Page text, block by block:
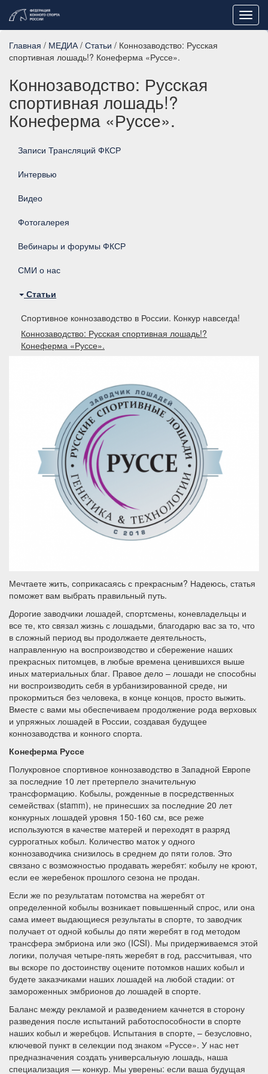
Главная / МЕДИА/ Статьи / Коннозаводство: Русская
спортивная лошадь!? Конеферма «Руссе».
Коннозаводство: Русская
спортивная лошадь!?
Конеферма «Руссе».
Записи Трансляций ФКСР
Интервью
Видео
Фотогалерея
Вебинары и форумы ФКСР
СМИ о нас
Статьи
Спортивное коннозаводство в России. Конкур навсегда!
Коннозаводство: Русская спортивная лошадь!?
Конеферма «Руссе».
Мечтаете жить, соприкасаясь с прекрасным? Надеюсь, статья
поможет вам выбрать правильный путь.
Дорогие заводчики лошадей, спортсмены, коневладельцы и
все те, кто связал жизнь с лошадьми, благодарю вас за то, что
в сложный период вы продолжаете деятельность,
направленную на воспроизводство и сбережение наших
прекрасных питомцев, в любые времена ценившихся выше
иных материальных благ. Правое дело – лошади не способны
ни воспроизводить себя в урбанизированной среде, ни
прокормиться без человека, в конце концов, просто выжить.
Вместе с вами мы обеспечиваем продолжение рода верховых
и упряжных лошадей в России, создавая будущее
коннозаводства и конного спорта.
Конеферма Руссе
Полукровное спортивное коннозаводство в Западной Европе
за последние 10 лет претерпело значительную
трансформацию. Кобылы, рожденные в посредственных
семействах (stamm), не принесших за последние 20 лет
конкурных лошадей уровня 150-160 см, все реже
используются в качестве матерей и переходят в разряд
суррогатных кобыл. Количество маток у одного
коннозаводчика снизилось в среднем до пяти голов. Это
связано с возможностью продавать жеребят: кобылу не кроют,
если ее жеребенок прошлого сезона не продан.
Если же по результатам потомства на жеребят от
определенной кобылы возникает повышенный спрос, или она
сама имеет выдающиеся результаты в спорте, то заводчик
получает от одной кобылы до пяти жеребят в год методом
трансфера эмбриона или эко (ICSI). Мы придерживаемся этой
логики, получая четыре-пять жеребят в год, рассчитывая, что
вы вскоре по достоинству оцените потомков наших кобыл и
будете заказчиками наших лошадей на любой стадии: от
замороженных эмбрионов до лошадей в спорте.
Баланс между рекламой и разведением качнется в сторону
разведения после испытаний работоспособности в спорте
наших кобыл и жеребцов. Испытания в спорте, – безусловно,
ключевой пункт в селекции под знаком «Руссе». У нас нет
предназначения создать универсальную лошадь, наша
специализация — конкур. Мы уверены: если ваша будущая